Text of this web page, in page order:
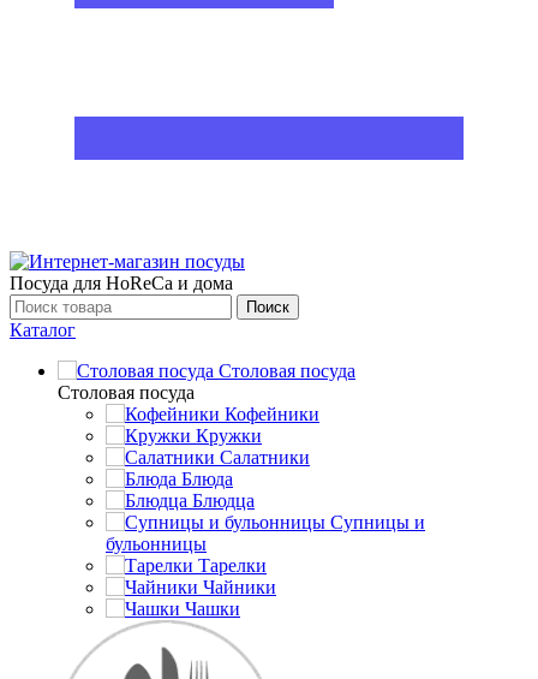
Посуда для HoReCa и дома
Поиск
Каталог
Столовая посуда
Столовая посуда
Кофейники
Кружки
Салатники
Блюда
Блюдца
Супницы и
бульонницы
Тарелки
Чайники
Чашки